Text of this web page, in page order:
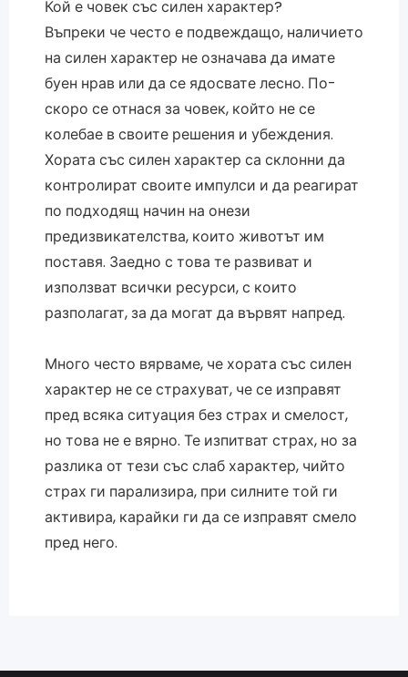
Кой е човек със силен характер?
Въпреки че често е подвеждащо, наличието
на силен характер не означава да имате
буен нрав или да се ядосвате лесно. По-
скоро се отнася за човек, който не се
колебае в своите решения и убеждения.
Хората със силен характер са склонни да
контролират своите импулси и да реагират
по подходящ начин на онези
предизвикателства, които животът им
поставя. Заедно с това те развиват и
използват всички ресурси, с които
разполагат, за да могат да вървят напред.
Много често вярваме, че хората със силен
характер не се страхуват, че се изправят
пред всяка ситуация без страх и смелост,
но това не е вярно. Те изпитват страх, но за
разлика от тези със слаб характер, чийто
страх ги парализира, при силните той ги
активира, карайки ги да се изправят смело
пред него.